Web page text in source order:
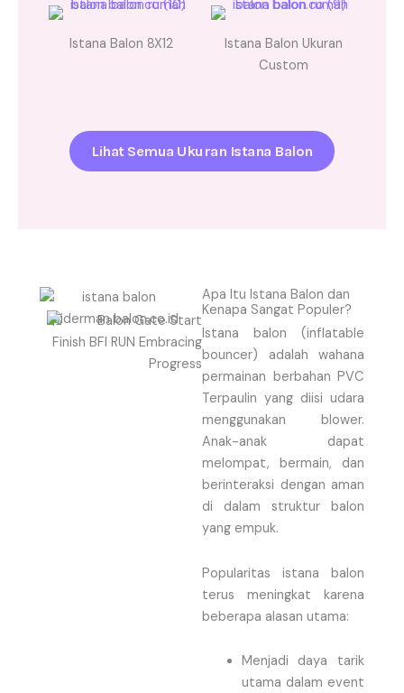
Istana Balon 8X12
Istana Balon Ukuran
Custom
Lihat Semua Ukuran Istana Balon
Apa Itu Istana Balon dan
Kenapa Sangat Populer?
Istana balon (inflatable
bouncer) adalah wahana
permainan berbahan PVC
Terpaulin yang diisi udara
menggunakan blower.
Anak-anak dapat
melompat, bermain, dan
berinteraksi dengan aman
di dalam struktur balon
yang empuk.
Popularitas istana balon
terus meningkat karena
beberapa alasan utama:
Menjadi daya tarik
utama dalam event